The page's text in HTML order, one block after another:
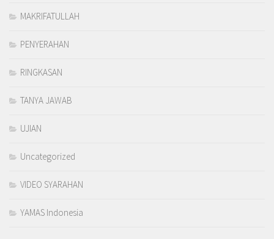
MAKRIFATULLAH
PENYERAHAN
RINGKASAN
TANYA JAWAB
UJIAN
Uncategorized
VIDEO SYARAHAN
YAMAS Indonesia